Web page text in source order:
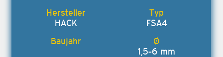
HACK FSA4
1,5-6 mm